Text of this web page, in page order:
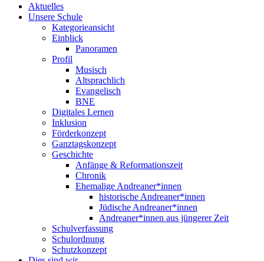
Aktuelles
Unsere Schule
Kategorieansicht
Einblick
Panoramen
Profil
Musisch
Altsprachlich
Evangelisch
BNE
Digitales Lernen
Inklusion
Förderkonzept
Ganztagskonzept
Geschichte
Anfänge & Reformationszeit
Chronik
Ehemalige Andreaner*innen
historische Andreaner*innen
Jüdische Andreaner*innen
Andreaner*innen aus jüngerer Zeit
Schulverfassung
Schulordnung
Schutzkonzept